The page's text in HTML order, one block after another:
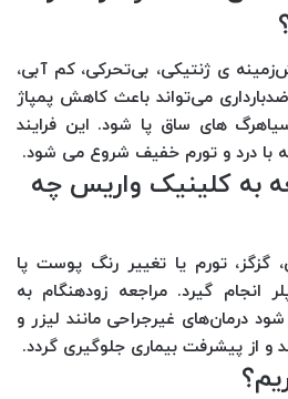
ی ژنتیکی، بی‌تحرکی، کم‌ آبی،
می‌تواند باعث کاهش پمپاژ
های ساق پا شود. این فرایند
با درد و تورم خفیف شروع می‌ شود.
به کلینیک واریس چه
تورم یا تغییر رنگ پوست پا
انجام گیرد. مراجعه زودهنگام به
درمان‌های غیرجراحی مانند لیزر و
و از پیشرفت بیماری جلوگیری گردد.